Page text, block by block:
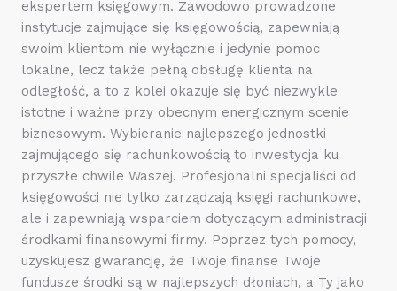
ekspertem księgowym. Zawodowo prowadzone
instytucje zajmujące się księgowością, zapewniają
swoim klientom nie wyłącznie i jedynie pomoc
lokalne, lecz także pełną obsługę klienta na
odległość, a to z kolei okazuje się być niezwykle
istotne i ważne przy obecnym energicznym scenie
biznesowym. Wybieranie najlepszego jednostki
zajmującego się rachunkowością to inwestycja ku
przyszłe chwile Waszej. Profesjonalni specjaliści od
księgowości nie tylko zarządzają księgi rachunkowe,
ale i zapewniają wsparciem dotyczącym administracji
środkami finansowymi firmy. Poprzez tych pomocy,
uzyskujesz gwarancję, że Twoje finanse Twoje
fundusze środki są w najlepszych dłoniach, a Ty jako